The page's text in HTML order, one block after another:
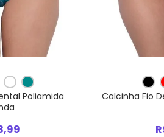
Poliamida
Calcinha Fio